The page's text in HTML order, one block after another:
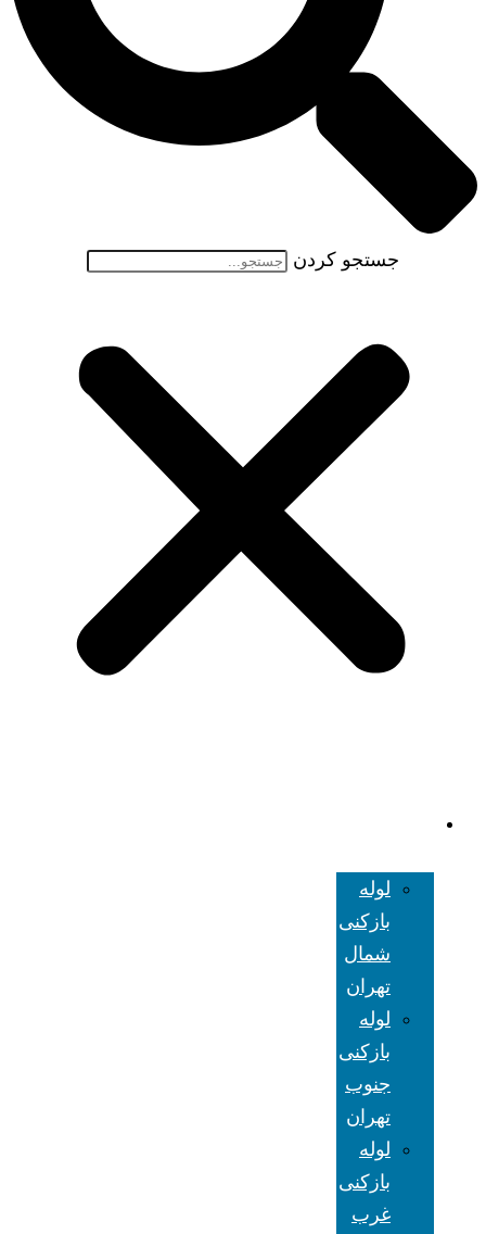
جستجو کردن
لوله
بازکنی
شمال
تهران
لوله
بازکنی
جنوب
تهران
لوله
بازکنی
غرب